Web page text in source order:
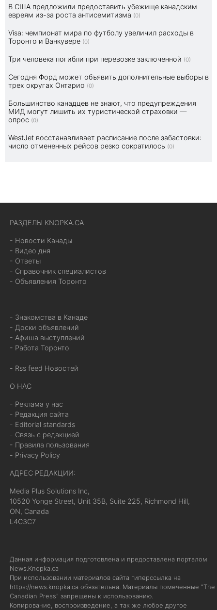
В США предложили предоставить убежище канадским
евреям из-за роста антисемитизма (0)
Visa: чемпионат мира по футболу увеличил расходы в
Торонто и Ванкувере (0)
Три человека погибли при перевозке заключенной (0)
Сегодня Форд может объявить дополнительные выборы в
трех округах Онтарио (0)
Большинство канадцев не знают, что предупреждения
МИД могут лишить их туристической страховки —
опрос (0)
WestJet восстанавливает расписание после забастовки:
число отмененных рейсов резко сократилось (0)
РАЗДЕЛЫ KNOPKA.CA
- Новости Канады
- Видео дня
- Ответы
- Справочник специалистов
- Объявления Торонто
- Знакомства в Канаде
- Доски объявлений
- Афиша выступлений
- Работа Торонто
- Rss feed Новостей
О НАС
- Реклама у нас
- Редакция сайта
- Editorial standards
- Связь с редакцией
- Правила пользования
- Privacy Policy
АДРЕС РЕДАКЦИИ:
Media Plus Solutions Inc,
10520 Yonge Street, Unit 35B, Suite 225, Richmond Hill,
ON, Canada
L4C3C7
Данная информация подготовлена и предоставлена порталом
News.Knopka.ca
При использовании материалов сайта гиперссылка на
https://news.knopka.ca обязательна. Материалы помеченные "The
Canadian Press" запрещены к использованию.
Копирование, воспроизведение, а так же любое другое